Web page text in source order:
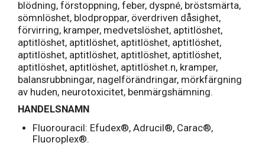
blödning, förstoppning, feber, dyspné, bröstsmärta,
sömnlöshet, blodproppar, överdriven dåsighet,
förvirring, kramper, medvetslöshet, aptitlöshet,
aptitlöshet, aptitlöshet, aptitlöshet, aptitlöshet,
aptitlöshet, aptitlöshet, aptitlöshet, aptitlöshet,
aptitlöshet, aptitlöshet, aptitlöshet.n, kramper,
balansrubbningar, nagelförändringar, mörkfärgning
av huden, neurotoxicitet, benmärgshämning.
HANDELSNAMN
Fluorouracil: Efudex®, Adrucil®, Carac®,
Fluoroplex®.